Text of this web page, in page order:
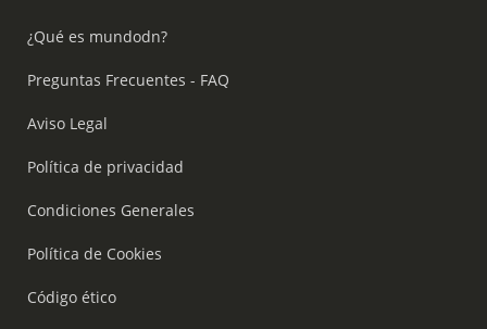
¿Qué es mundodn?
Preguntas Frecuentes - FAQ
Aviso Legal
Política de privacidad
Condiciones Generales
Política de Cookies
Código ético